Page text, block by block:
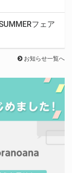
フェア
お知らせ一覧へ